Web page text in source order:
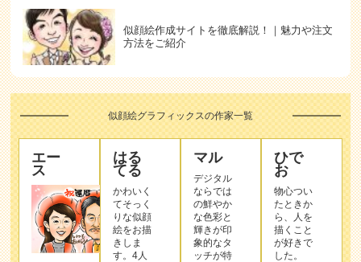
似顔絵作成サイトを徹底解説！｜魅力や注文
方法をご紹介
似顔絵グラフィックスの作家一覧
エー
ス
はる
てる
かわいく
てそっく
りな似顔
絵をお描
きしま
す。4人
マル
デジタル
ならでは
の鮮やか
な色彩と
輝きが印
象的なタ
ッチが特
ひで
お
物心つい
たときか
ら、人を
描くこと
が好きで
した。